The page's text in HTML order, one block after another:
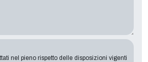
nel pieno rispetto delle disposizioni vigenti